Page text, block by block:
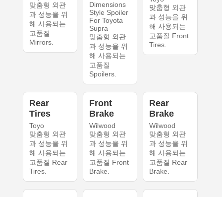
맞춤형 외관
과 성능을 위
해 사용되는
고품질
Mirrors.
Dimensions
Style Spoiler
For Toyota
Supra
맞춤형 외관
과 성능을 위
해 사용되는
고품질
Spoilers.
맞춤형 외관
과 성능을 위
해 사용되는
고품질 Front
Tires.
Rear
Tires
Toyo
맞춤형 외관
과 성능을 위
해 사용되는
고품질 Rear
Tires.
Front
Brake
Wilwood
맞춤형 외관
과 성능을 위
해 사용되는
고품질 Front
Brake.
Rear
Brake
Wilwood
맞춤형 외관
과 성능을 위
해 사용되는
고품질 Rear
Brake.